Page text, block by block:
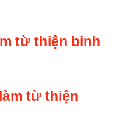
từ thiện binh
từ thiện